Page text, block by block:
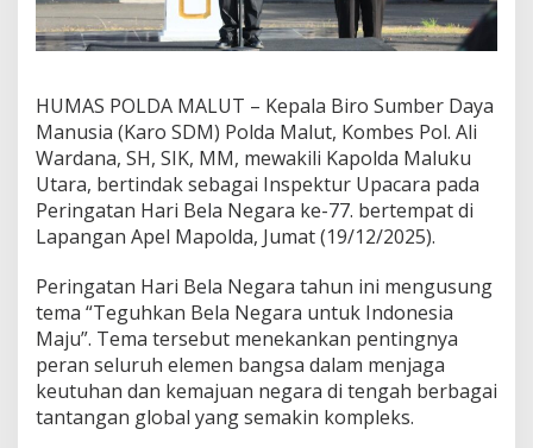
a
r
i
e
l
a
N
e
a
r
k
e
-
7
7
,
T
e
HUMAS POLDA MALUT – Kepala Biro Sumber Daya
Manusia (Karo SDM) Polda Malut, Kombes Pol. Ali
Wardana, SH, SIK, MM, mewakili Kapolda Maluku
Utara, bertindak sebagai Inspektur Upacara pada
Peringatan Hari Bela Negara ke-77. bertempat di
Lapangan Apel Mapolda, Jumat (19/12/2025).
Peringatan Hari Bela Negara tahun ini mengusung
tema “Teguhkan Bela Negara untuk Indonesia
Maju”. Tema tersebut menekankan pentingnya
peran seluruh elemen bangsa dalam menjaga
keutuhan dan kemajuan negara di tengah berbagai
tantangan global yang semakin kompleks.